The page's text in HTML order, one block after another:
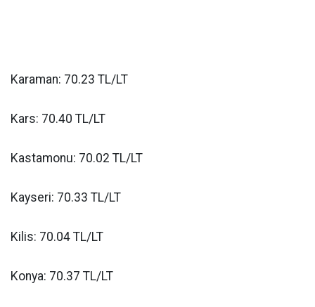
Karaman: 70.23 TL/LT
Kars: 70.40 TL/LT
Kastamonu: 70.02 TL/LT
Kayseri: 70.33 TL/LT
Kilis: 70.04 TL/LT
Konya: 70.37 TL/LT